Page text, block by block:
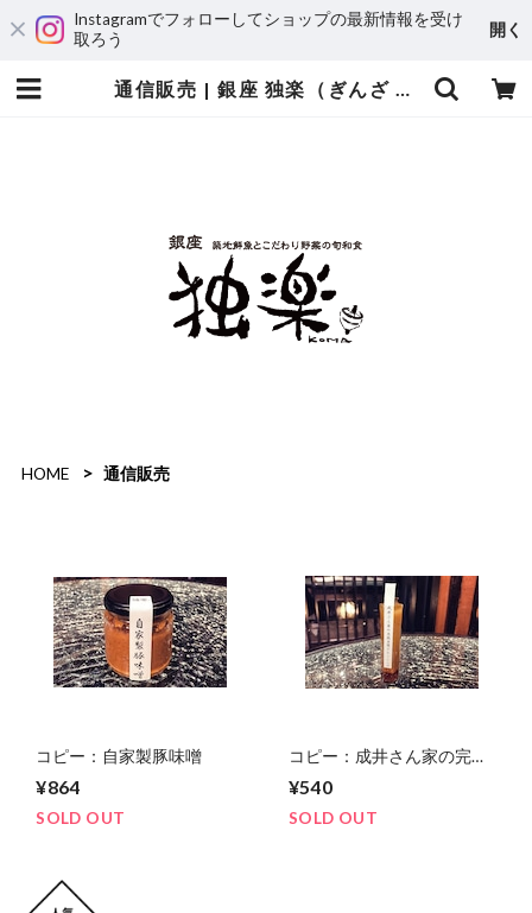
Instagramでフォローしてショップの最新情報を受け
取ろう
開く
通信販売 | 銀座 独楽（ぎんざ こま）／金の独楽（きんのこま）
HOME 通信販売
コピー：自家製豚味噌
¥864
SOLD OUT
コピー：成井さん家の完熟
¥540
SOLD OUT